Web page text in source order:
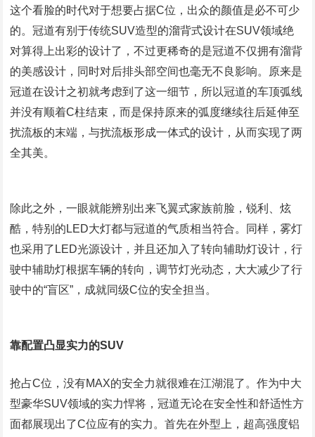
这个看脸的时代对于想要占据C位，出众的颜值是必不可少
的。冠道有别于传统SUV造型的溜背式设计在SUV领域绝
对算得上出彩的设计了，不过更稀奇的是冠道不仅拥有溜背
的美感设计，同时对后排头部空间也毫无不良影响。原来是
冠道在设计之初就考虑到了这一细节，所以冠道的车顶弧线
并没有顺着C柱结束，而是保持原来的弧度继续往后延伸至
扰流板的末端，与扰流板形成一体式的设计，从而实现了两
全其美。
除此之外，一眼就能辨别出来飞翼式家族前脸，锐利、炫
酷，特别的 LED大灯都与冠道的气质相当符合。同样，雾灯
也采用了 LED光源设计，并且还加入了转向辅助灯设计，行
驶中辅助灯根据车辆的转向，调节灯光动态，大大减少了行
驶中的“盲区” ，成就同级C位的安全担当。
靠配置凸显实力的SUV
抢占C位，没有MAX的安全力就很难在江湖混了。作为中大
型豪华SUV领域的实力悍将，冠道无论在安全性和舒适性方
面都展现出了C位应有的实力。首先在外型上，超高强度铝